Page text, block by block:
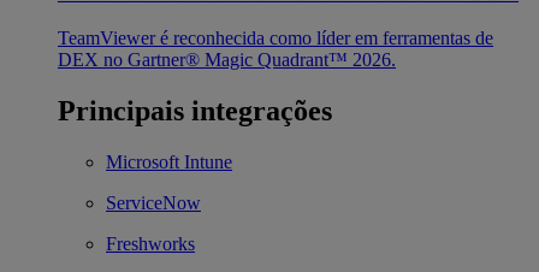
TeamViewer é reconhecida como líder em ferramentas de
DEX no Gartner® Magic Quadrant™ 2026.
Principais integrações
Microsoft Intune
ServiceNow
Freshworks